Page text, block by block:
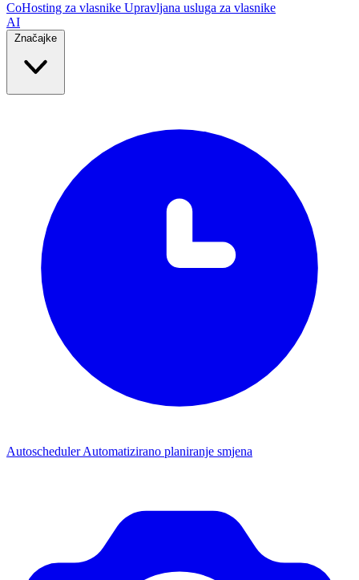
CoHosting za vlasnike Upravljana usluga za vlasnike
AI
AutoschedulerAutomatizirano planiranje smjena